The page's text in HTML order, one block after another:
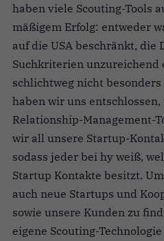
haben viele Scouting-Tools
mäßigem Erfolg: entweder
auf die USA beschränkt,
Suchkriterien unzureichend
schlichtweg nicht
haben wir uns
Relationship-Management-
wir all unsere Startup-
sodass jeder bei hy weiß,
Startup Kontakte besitzt.
auch neue Startups und
sowie unsere Kunden zu
eigene Scouting-